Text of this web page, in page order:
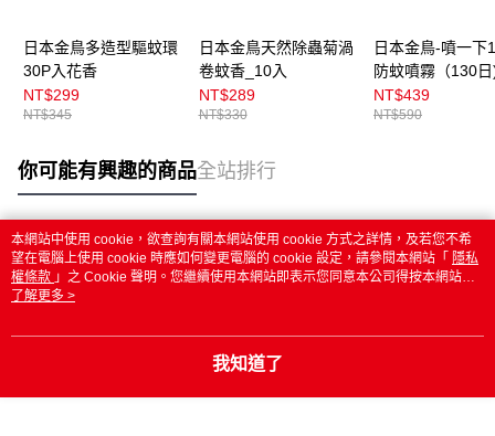
日本金鳥多造型驅蚊環
30P入花香
NT$299
NT$345
日本金鳥天然除蟲菊渦
卷蚊香_10入
NT$289
NT$330
日本金鳥-噴一下
防蚊噴霧（130
料
NT$439
NT$590
你可能有興趣的商品全站排行
熱門標籤
本網站中使用 cookie，欲查詢有關本網站使用 cookie 方式之詳情，及若您不希
望在電腦上使用 cookie 時應如何變更電腦的 cookie 設定，請參閱本網站「 隱私
權條款 」之 Cookie 聲明。您繼續使用本網站即表示您同意本公司得按本網站使
用條款之 Cookie 聲明使用 cookie。
了解更多 >
我知道了